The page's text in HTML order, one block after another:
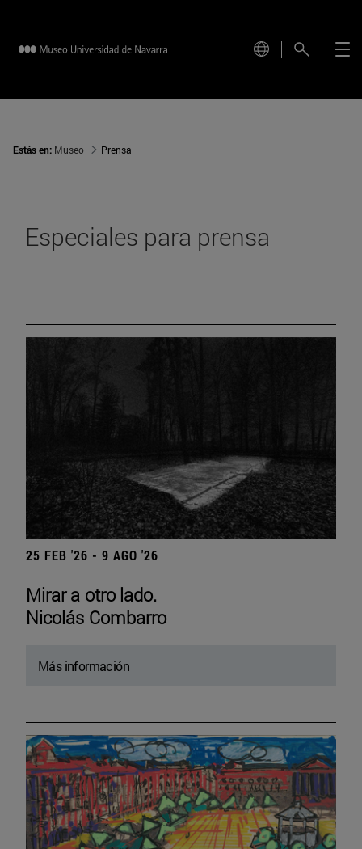
Estás en: Museo Prensa
Especiales para prensa
25 FEB '26 - 9 AGO '26
Mirar a otro lado.
Nicolás Combarro
Más información